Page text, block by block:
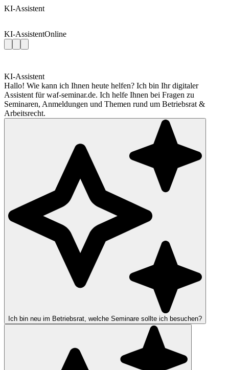
KI-Assistent
KI-AssistentOnline
KI-Assistent
Hallo! Wie kann ich Ihnen heute helfen? Ich bin Ihr digitaler
Assistent für waf-seminar.de. Ich helfe Ihnen bei Fragen zu
Seminaren, Anmeldungen und Themen rund um Betriebsrat &
Arbeitsrecht.
Ich bin neu im Betriebsrat, welche Seminare sollte ich besuchen?